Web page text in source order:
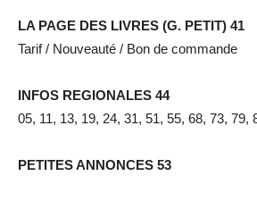
LA PAGE DES LIVRES (G. PETIT) 41
Tarif / Nouveauté / Bon de commande
INFOS REGIONALES 44
05, 11, 13, 19, 24, 31, 51, 55, 68, 73, 79,
PETITES ANNONCES 53